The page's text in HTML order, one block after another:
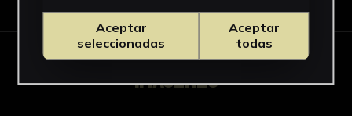
IMÁGENES
Aceptar
seleccionadas
Aceptar
todas